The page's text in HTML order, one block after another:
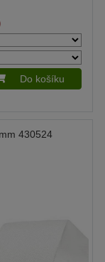
Do košíku
430524